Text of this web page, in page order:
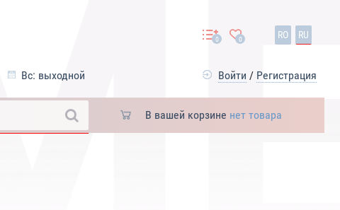
Вс: выходной
0 0 RO RU
Войти / Регистрация
В вашей корзине нет товара